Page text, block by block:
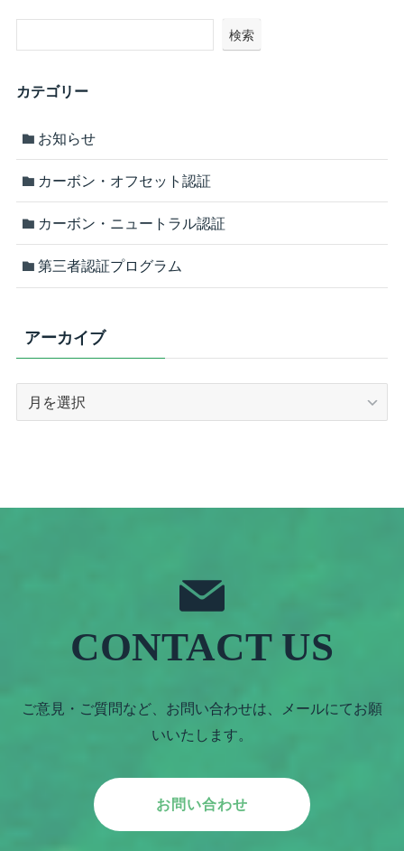
検索
カテゴリー
お知らせ
カーボン・オフセット認証
カーボン・ニュートラル認証
第三者認証プログラム
アーカイブ
CONTACT US
ご意見・ご質問など、お問い合わせは、メールにてお願
いいたします。
お問い合わせ